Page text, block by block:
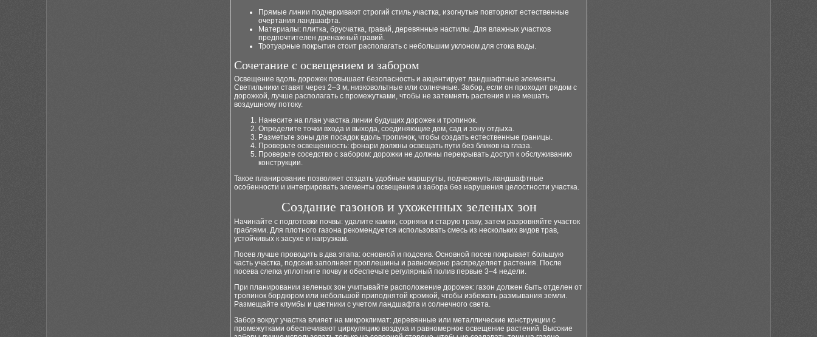
Прямые линии подчеркивают строгий стиль участка, изогнутые повторяют естественные
очертания ландшафта.
Материалы: плитка, брусчатка, гравий, деревянные настилы. Для влажных участков
предпочтителен дренажный гравий.
Тротуарные покрытия стоит располагать с небольшим уклоном для стока воды.
Сочетание с освещением и забором
Освещение вдоль дорожек повышает безопасность и акцентирует ландшафтные элементы.
Светильники ставят через 2–3 м, низковольтные или солнечные. Забор, если он проходит рядом с
дорожкой, лучше располагать с промежутками, чтобы не затемнять растения и не мешать
воздушному потоку.
Нанесите на план участка линии будущих дорожек и тропинок.
Определите точки входа и выхода, соединяющие дом, сад и зону отдыха.
Разметьте зоны для посадок вдоль тропинок, чтобы создать естественные границы.
Проверьте освещенность: фонари должны освещать пути без бликов на глаза.
Проверьте соседство с забором: дорожки не должны перекрывать доступ к обслуживанию
конструкции.
Такое планирование позволяет создать удобные маршруты, подчеркнуть ландшафтные
особенности и интегрировать элементы освещения и забора без нарушения целостности участка.
Создание газонов и ухоженных зеленых зон
Начинайте с подготовки почвы: удалите камни, сорняки и старую траву, затем разровняйте участок
граблями. Для плотного газона рекомендуется использовать смесь из нескольких видов трав,
устойчивых к засухе и нагрузкам.
Посев лучше проводить в два этапа: основной и подсеив. Основной посев покрывает большую
часть участка, подсеив заполняет проплешины и равномерно распределяет растения. После
посева слегка уплотните почву и обеспечьте регулярный полив первые 3–4 недели.
При планировании зеленых зон учитывайте расположение дорожек: газон должен быть отделен от
тропинок бордюром или небольшой приподнятой кромкой, чтобы избежать размывания земли.
Размещайте клумбы и цветники с учетом ландшафта и солнечного света.
Забор вокруг участка влияет на микроклимат: деревянные или металлические конструкции с
промежутками обеспечивают циркуляцию воздуха и равномерное освещение растений. Высокие